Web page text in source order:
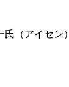
（アイセン